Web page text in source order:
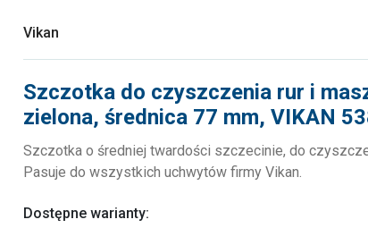
Vikan
Szczotka do czyszczenia rur i
zielona, średnica 77 mm, VIKAN
Szczotka o średniej twardości szczecinie, do
Pasuje do wszystkich uchwytów firmy Vikan.
Dostępne warianty: